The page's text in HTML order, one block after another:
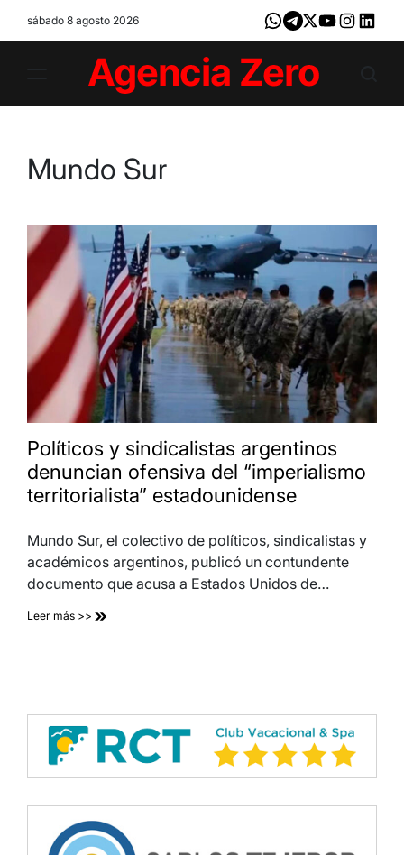
sábado 8 agosto 2026 Whatsapp
Telegram
X YoutubeInstagram
Mundo Sur
Políticos y sindicalistas argentinos
denuncian ofensiva del “imperialismo
territorialista” estadounidense
Mundo Sur, el colectivo de políticos, sindicalistas y
académicos argentinos, publicó un contundente
documento que acusa a Estados Unidos de…
Leer más >>